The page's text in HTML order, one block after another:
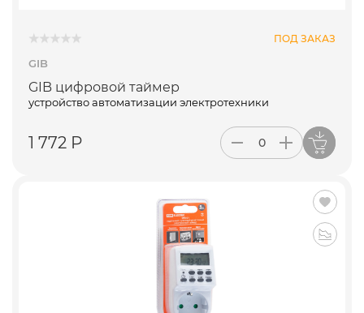
ПОД ЗАКАЗ
GIB
GIB цифровой таймер
устройство автоматизации электротехники
1 772 Р